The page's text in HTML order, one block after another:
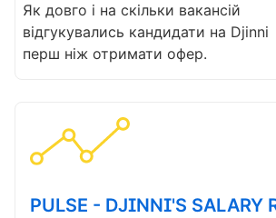
Як довго і на скільки вакансій
відгукувались кандидати на Djinni
перш ніж отримати офер.
PULSE - DJINNI'S SALARY